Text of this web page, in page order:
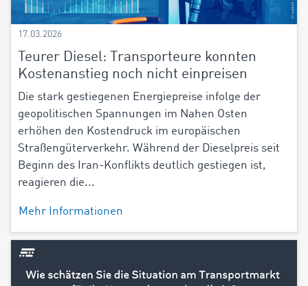
17.03.2026
Teurer Diesel: Transporteure konnten
Kostenanstieg noch nicht einpreisen
Die stark gestiegenen Energiepreise infolge der
geopolitischen Spannungen im Nahen Osten
erhöhen den Kostendruck im europäischen
Straßengüterverkehr. Während der Dieselpreis seit
Beginn des Iran-Konflikts deutlich gestiegen ist,
reagieren die...
Mehr Informationen